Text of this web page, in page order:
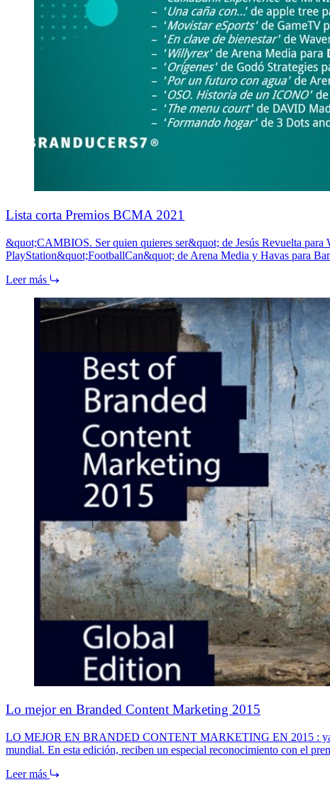
Lista corta Premios BCMA 2021
&quot;CAMBIOS. Ser quien quieres ser&quot; de Jesús Revuelta
PlayStation&quot;FootballCan&quot; de Arena Media y Havas para
Leer más
Lo mejor en Branded Content Marketing 2015
LO MEJOR EN BRANDED CONTENT MARKETING EN 2015 : ya
mundial. En esta edición, reciben un especial reconocimiento con el
Leer más